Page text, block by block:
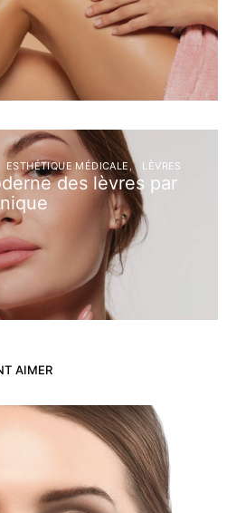
ESTHÉTIQUE MÉDICALE LÈVRES
des lèvres par
AIMER